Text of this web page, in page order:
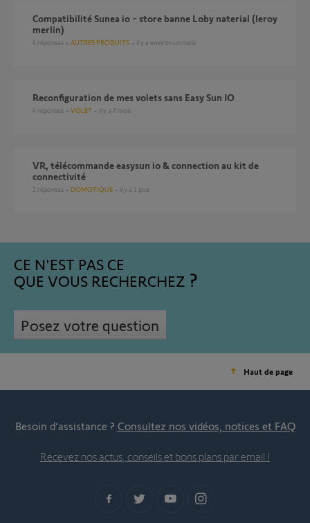
Compatibilité Sunea io - store banne Loby naterial (leroy
merlin)
4 réponses AUTRES PRODUITS il y a environ un mois
Reconfiguration de mes volets sans Easy Sun IO
4 réponses VOLET il y a 7 mois
VR, télécommande easysun io & connection au kit de
connectivité
2 réponses DOMOTIQUE il y a 1 jour
CE N'EST PAS CE
QUE VOUS RECHERCHEZ
Posez votre question
Haut de page
Besoin d’assistance ? Consultez nos vidéos, notices et FAQ
Recevez nos actus, conseils et bons plans par email !